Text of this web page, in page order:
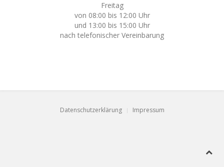
Freitag
von 08:00 bis 12:00 Uhr
und 13:00 bis 15:00 Uhr
nach telefonischer Vereinbarung
Datenschutzerklärung Impressum